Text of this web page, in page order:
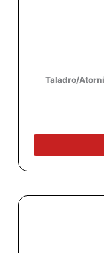
Taladro/